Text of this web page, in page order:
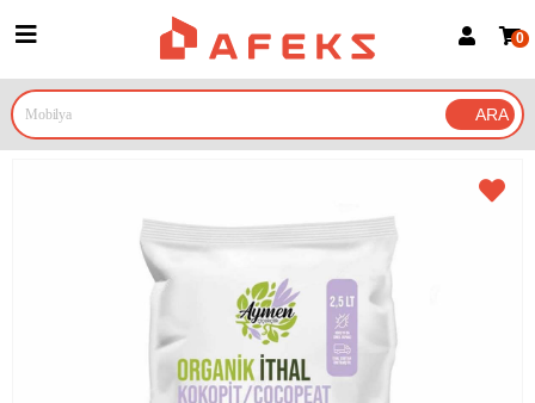
Google İle Bağlan
0